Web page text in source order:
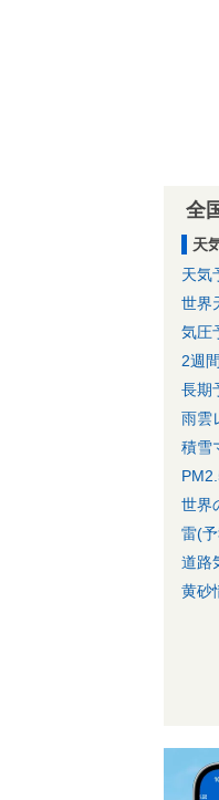
全
天
天気
世界
気圧
2週
長期
雨雲
積雪
世界
雷(
道路
黄砂